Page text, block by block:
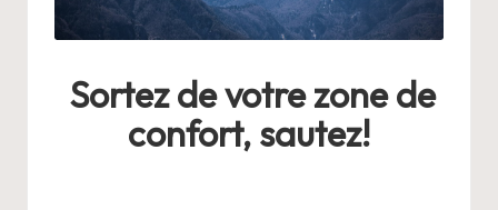
Sortez de votre zone de
confort, sautez!